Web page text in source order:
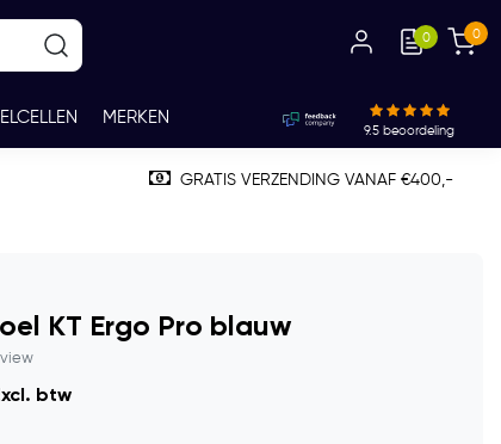
0 0
MERKEN
9.5 beoordeling
GRATIS VERZENDING VANAF €400,-
KT Ergo Pro blauw
btw